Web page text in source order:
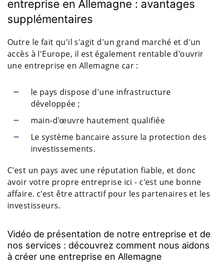
entreprise en Allemagne : avantages
supplémentaires
Outre le fait qu'il s'agit d'un grand marché et d'un
accès à l'Europe, il est également rentable d'ouvrir
une entreprise en Allemagne car :
le pays dispose d'une infrastructure
développée ;
main-d'œuvre hautement qualifiée
Le système bancaire assure la protection des
investissements.
C'est un pays avec une réputation fiable, et donc
avoir votre propre entreprise ici - c'est une bonne
affaire. c'est être attractif pour les partenaires et les
investisseurs.
Vidéo de présentation de notre entreprise et de
nos services : découvrez comment nous aidons
à créer une entreprise en Allemagne